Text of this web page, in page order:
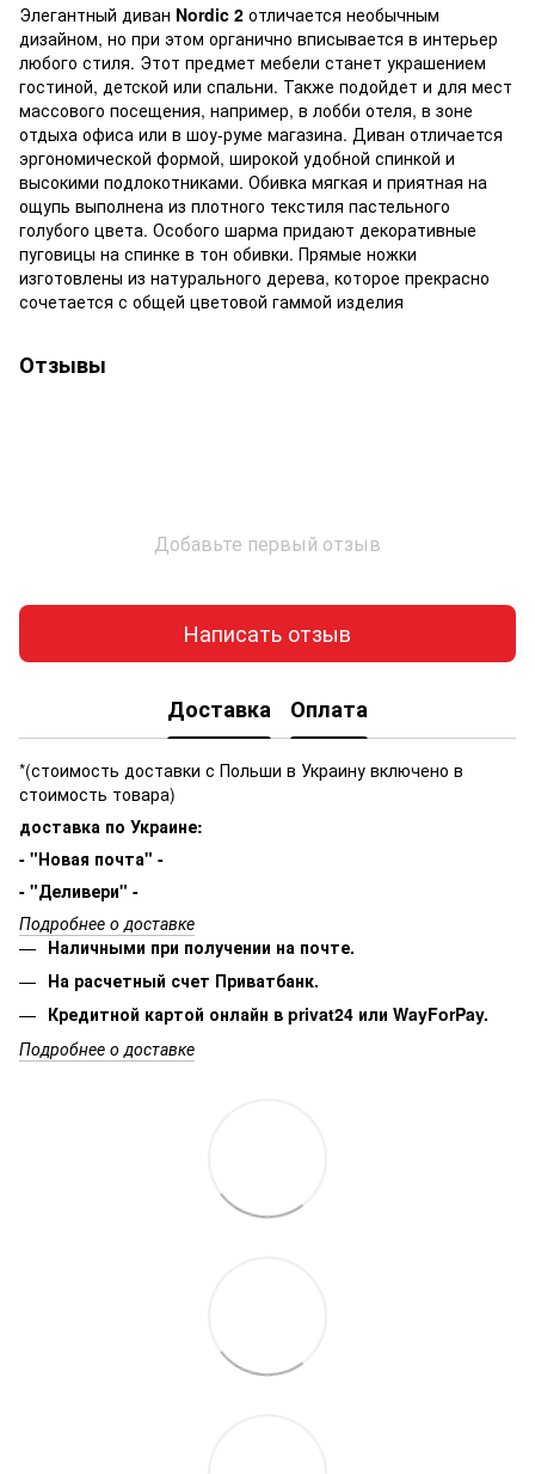
Элегантный диван Nordic 2 отличается необычным
дизайном, но при этом органично вписывается в интерьер
любого стиля. Этот предмет мебели станет украшением
гостиной, детской или спальни. Также подойдет и для мест
массового посещения, например, в лобби отеля, в зоне
отдыха офиса или в шоу-руме магазина. Диван отличается
эргономической формой, широкой удобной спинкой и
высокими подлокотниками. Обивка мягкая и приятная на
ощупь выполнена из плотного текстиля пастельного
голубого цвета. Особого шарма придают декоративные
пуговицы на спинке в тон обивки. Прямые ножки
изготовлены из натурального дерева, которое прекрасно
сочетается с общей цветовой гаммой изделия
Отзывы
Добавьте первый отзыв
Написать отзыв
Доставка Оплата
*(стоимость доставки с Польши в Украину включено в
стоимость товара)
доставка по Украине:
- "Новая почта" -
- "Деливери" -
Подробнее о доставке
Наличными при получении на почте.
На расчетный счет Приватбанк.
Кредитной картой онлайн в privat24 или WayForPay.
Подробнее о доставке